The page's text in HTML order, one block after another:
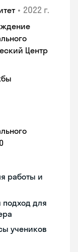
• 2022 г.
Центр
работы и
подход для
учеников